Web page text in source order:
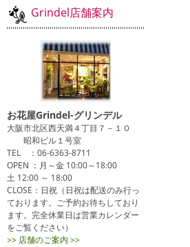
Grindel店舗案内
お花屋Grindel-グリンデル
大阪市北区西天満４丁目７－１０
昭和ビル１号室
TEL ：06-6363-8711
OPEN ：月～金 10:00～18:00
土 12:00 ～ 18:00
CLOSE：日祝（日祝は配送のみ行っ
ております。ご予約お待ちしており
ます。完全休業日は営業カレンダー
をご覧ください）
>> 店舗のご案内 >>